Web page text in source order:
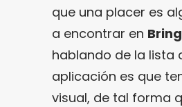
que una placer es
a encontrar en
hablando de la lista
aplicación es que
visual, de tal forma